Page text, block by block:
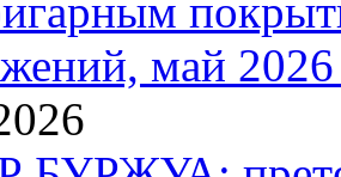
май 2026